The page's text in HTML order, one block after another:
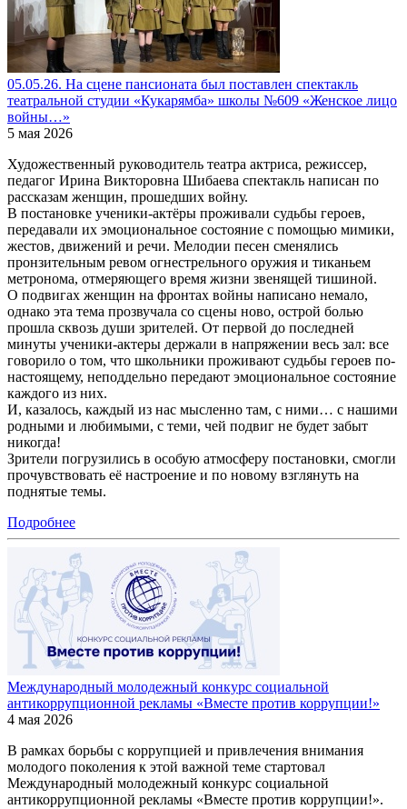
05.05.26. На сцене пансионата был поставлен спектакль
театральной студии «Кукарямба» школы №609 «Женское лицо
войны…»
5 мая 2026
Художественный руководитель театра актриса, режиссер,
педагог Ирина Викторовна Шибаева спектакль написан по
рассказам женщин, прошедших войну.
В постановке ученики-актёры проживали судьбы героев,
передавали их эмоциональное состояние с помощью мимики,
жестов, движений и речи. Мелодии песен сменялись
пронзительным ревом огнестрельного оружия и тиканьем
метронома, отмеряющего время жизни звенящей тишиной.
О подвигах женщин на фронтах войны написано немало,
однако эта тема прозвучала со сцены ново, острой болью
прошла сквозь души зрителей. От первой до последней
минуты ученики-актеры держали в напряжении весь зал: все
говорило о том, что школьники проживают судьбы героев по-
настоящему, неподдельно передают эмоциональное состояние
каждого из них.
И, казалось, каждый из нас мысленно там, с ними… с нашими
родными и любимыми, с теми, чей подвиг не будет забыт
никогда!
Зрители погрузились в особую атмосферу постановки, смогли
прочувствовать её настроение и по новому взглянуть на
поднятые темы.
Подробнее
Международный молодежный конкурс социальной
антикоррупционной рекламы «Вместе против коррупции!»
4 мая 2026
В рамках борьбы с коррупцией и привлечения внимания
молодого поколения к этой важной теме стартовал
Международный молодежный конкурс социальной
антикоррупционной рекламы «Вместе против коррупции!».